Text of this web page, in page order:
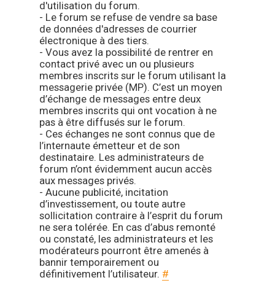
d'utilisation du forum.
- Le forum se refuse de vendre sa base
de données d'adresses de courrier
électronique à des tiers.
- Vous avez la possibilité de rentrer en
contact privé avec un ou plusieurs
membres inscrits sur le forum utilisant la
messagerie privée (MP). C’est un moyen
d’échange de messages entre deux
membres inscrits qui ont vocation à ne
pas à être diffusés sur le forum.
- Ces échanges ne sont connus que de
l’internaute émetteur et de son
destinataire. Les administrateurs de
forum n’ont évidemment aucun accès
aux messages privés.
- Aucune publicité, incitation
d’investissement, ou toute autre
sollicitation contraire à l’esprit du forum
ne sera tolérée. En cas d’abus remonté
ou constaté, les administrateurs et les
modérateurs pourront être amenés à
bannir temporairement ou
définitivement l’utilisateur. #